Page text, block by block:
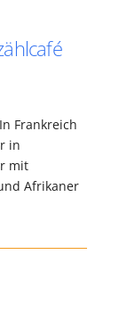
Frankreich
in
mit
Afrikaner